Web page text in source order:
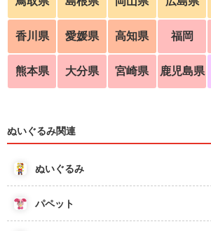
香川県 愛媛県 高知県 福岡
熊本県 大分県 宮崎県 鹿児島県
ぬいぐるみ関連
ぬいぐるみ
パペット